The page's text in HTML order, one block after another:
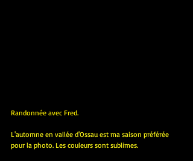
Randonnée avec Fred.
L'automne en vallée d'Ossau est ma saison préférée
pour la photo. Les couleurs sont sublimes.